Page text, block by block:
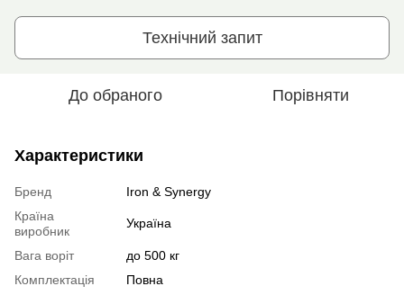
Технічний запит
До обраного Порівняти
Характеристики
Бренд
Iron & Synergy
Країна
виробник
Україна
Вага воріт
до 500 кг
Комплектація
Повна